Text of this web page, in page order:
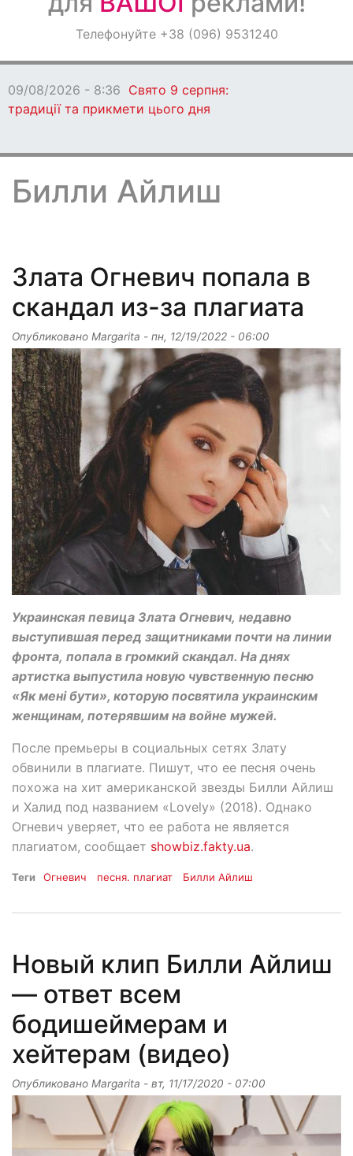
ОголошенняТелефонуйте +38 (096) 9531240
09/08/2026 - 8:36 Свято 9 серпня:
традиції та прикмети цього дня
Билли Айлиш
Злата Огневич попала в
скандал из-за плагиата
Опубликовано Margarita - пн, 12/19/2022 - 06:00
Украинская певица Злата Огневич, недавно
выступившая перед защитниками почти на линии
фронта, попала в громкий скандал. На днях
артистка выпустила новую чувственную песню
«Як мені бути», которую посвятила украинским
женщинам, потерявшим на войне мужей.
После премьеры в социальных сетях Злату
обвинили в плагиате. Пишут, что ее песня очень
похожа на хит американской звезды Билли Айлиш
и Халид под названием «Lovely» (2018). Однако
Огневич уверяет, что ее работа не является
плагиатом, сообщает showbiz.fakty.ua.
Теги Огневич песня. плагиат Билли Айлиш
Новый клип Билли Айлиш
— ответ всем
бодишеймерам и
хейтерам (видео)
Опубликовано Margarita - вт, 11/17/2020 - 07:00